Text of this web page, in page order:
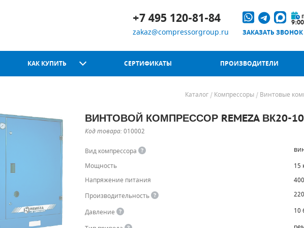
+7 495 120-81-84
zakaz@compressorgroup.ru ЗАКАЗАТЬ ЗВОНОК
КАК КУПИТЬ СЕРТИФИКАТЫ ПРОИЗВОДИТЕЛИ
Каталог Компрессоры Винтовые
ВИНТОВОЙ КОМПРЕССОР REMEZA ВК20-10
Код товара:010002
Вид компрессора
Мощность
15
Напряжение питания
Производительность
Давление
10